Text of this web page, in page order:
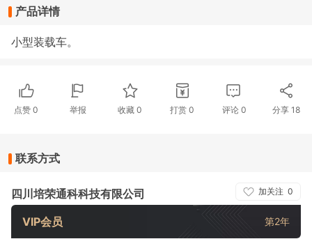
产品详情
小型装载车。
点赞 0 举报 收藏0 打赏 0 评论 0 分享 18
联系方式
加关注 0
四川培荣通科科技有限公司
VIP会员
第2年